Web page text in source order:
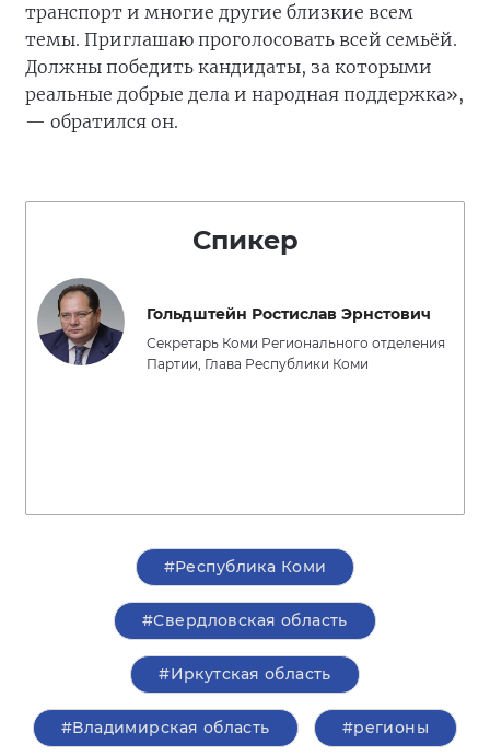
транспорт и многие другие близкие всем
темы. Приглашаю проголосовать всей семьёй.
Должны победить кандидаты, за которыми
реальные добрые дела и народная поддержка»,
— обратился он.
Спикер
Гольдштейн Ростислав Эрнстович
Секретарь Коми Регионального отделения
Партии, Глава Республики Коми
#Республика Коми
#Свердловская область
#Иркутская область
#Владимирская область #регионы